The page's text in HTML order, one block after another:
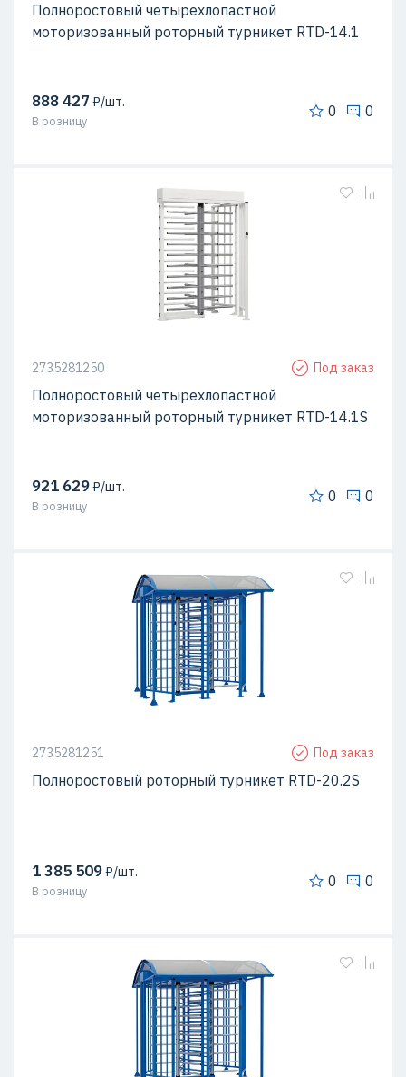
Полноростовый четырехлопастной
моторизованный роторный турникет RTD-14.1
888 427 ₽/шт.
В розницу
0 0
2735281250 Под заказ
Полноростовый четырехлопастной
моторизованный роторный турникет RTD-14.1S
921 629₽/шт.
В розницу
0 0
2735281251 Под заказ
Полноростовый роторный турникет RTD-20.2S
1 385 509₽/шт.
В розницу
0 0